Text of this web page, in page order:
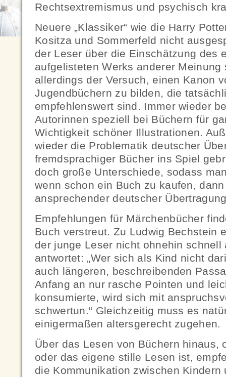
Rechtsextremismus und psychisch
Neuere „Klassiker“ wie die Harry
Kositza und Sommerfeld nicht
der Leser über die Einschätzung des
aufgelisteten Werks anderer Meinung
allerdings der Versuch, einen Kanon
Jugendbüchern zu bilden, die
empfehlenswert sind. Immer wieder
Autorinnen speziell bei Büchern für
Wichtigkeit schöner Illustrationen.
wieder die Problematik deutscher
fremdsprachiger Bücher ins Spiel
doch große Unterschiede, sodass
wenn schon ein Buch zu kaufen,
ansprechender deutscher
Empfehlungen für Märchenbücher
Buch verstreut. Zu Ludwig Bechstein
der junge Leser nicht ohnehin schnell
antwortet: „Wer sich als Kind nicht
auch längeren, beschreibenden
Anfang an nur rasche Pointen und
konsumierte, wird sich mit
schwertun.“ Gleichzeitig muss es
einigermaßen altersgerecht zugehen.
Über das Lesen von Büchern hinaus,
oder das eigene stille Lesen ist,
die Kommunikation zwischen